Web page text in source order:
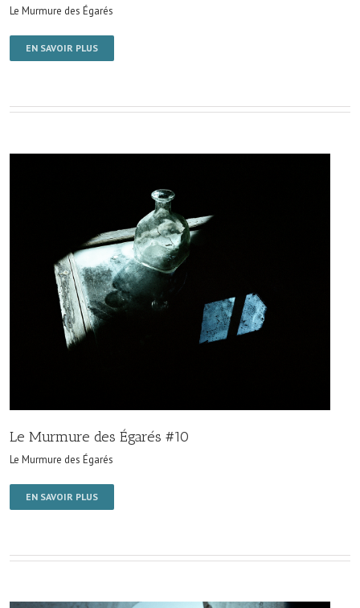
Le Murmure des Égarés
EN SAVOIR PLUS
Le Murmure des Égarés #10
Le Murmure des Égarés
EN SAVOIR PLUS